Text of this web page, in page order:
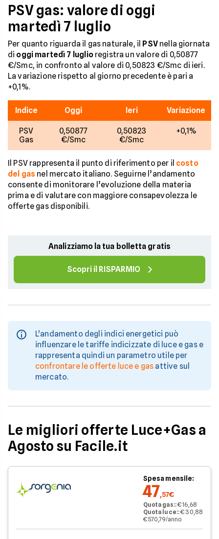
PSV gas: valore di oggi
martedì 7 luglio
Per quanto riguarda il gas naturale, il PSVnella giornata
di oggi martedì 7 luglioregistra un valore di 0,50877
€/Smc, in confronto al valore di 0,50823 €/Smc di ieri.
La variazione rispetto al giorno precedente è pari a
+0,1%.
Indice Oggi Ieri Variazione
PSV
Gas
0,50877
€/Smc
0,50823
€/Smc
+0,1%
Il PSV rappresenta il punto di riferimento per il costo
del gas nel mercato italiano. Seguirne l’andamento
consente di monitorare l’evoluzione della materia
prima e di valutare con maggiore consapevolezza le
offerte gas disponibili.
Analizziamo la tua bolletta gratis
Scopri il RISPARMIO
L'andamento degli indici energetici può
influenzare le tariffe indicizzate di luce e gas e
rappresenta quindi un parametro utile per
confrontare le offerte luce e gas attive sul
mercato.
Le migliori offerte Luce+Gas a
Agosto su Facile.it
Spesa mensile:
47,57€
Quota gas::€ 16,68
Quota luce::€ 30,88
€ 570,79/anno